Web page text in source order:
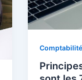
Comptabilité